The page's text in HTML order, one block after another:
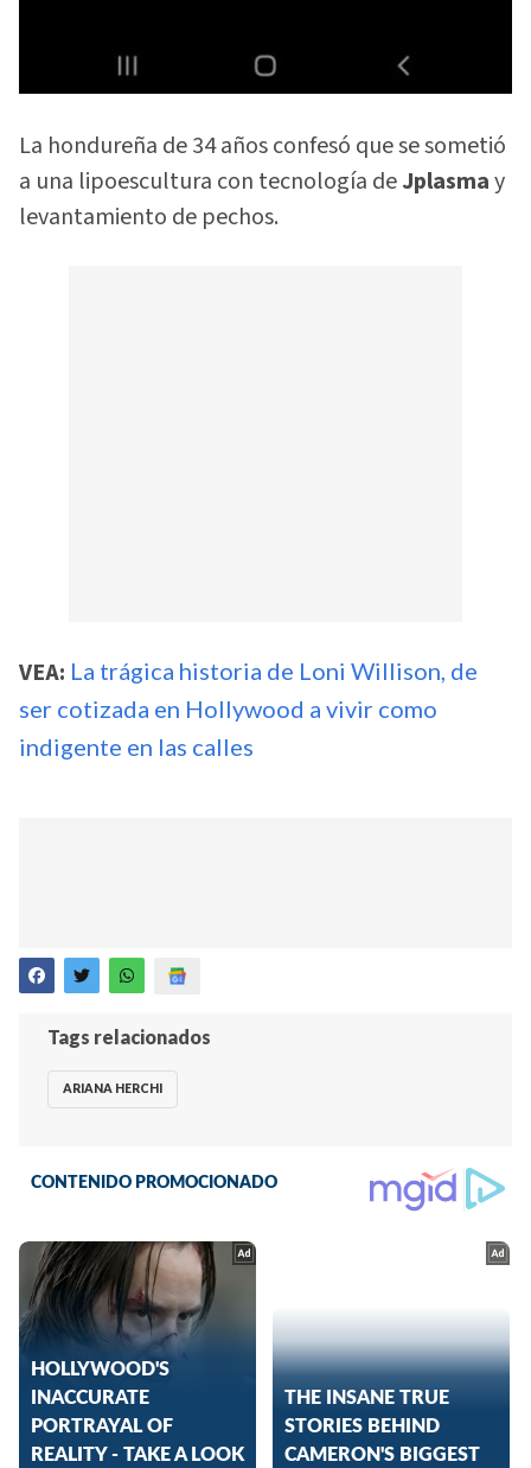
La hondureña de 34 años confesó que se sometió
a una lipoescultura con tecnología deJplasmay
levantamiento de pechos.
VEA: La trágica historia de Loni Willison, de
ser cotizada en Hollywood a vivir como
indigente en las calles
Tags relacionados
ARIANA HERCHI